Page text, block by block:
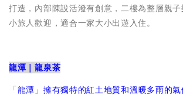
打造，內部陳設活潑有創意，二樓為整層親
小旅人歡迎，適合一家大小出遊入住。
龍潭｜龍泉茶
「龍潭」擁有獨特的紅土地質和溫暖多雨的